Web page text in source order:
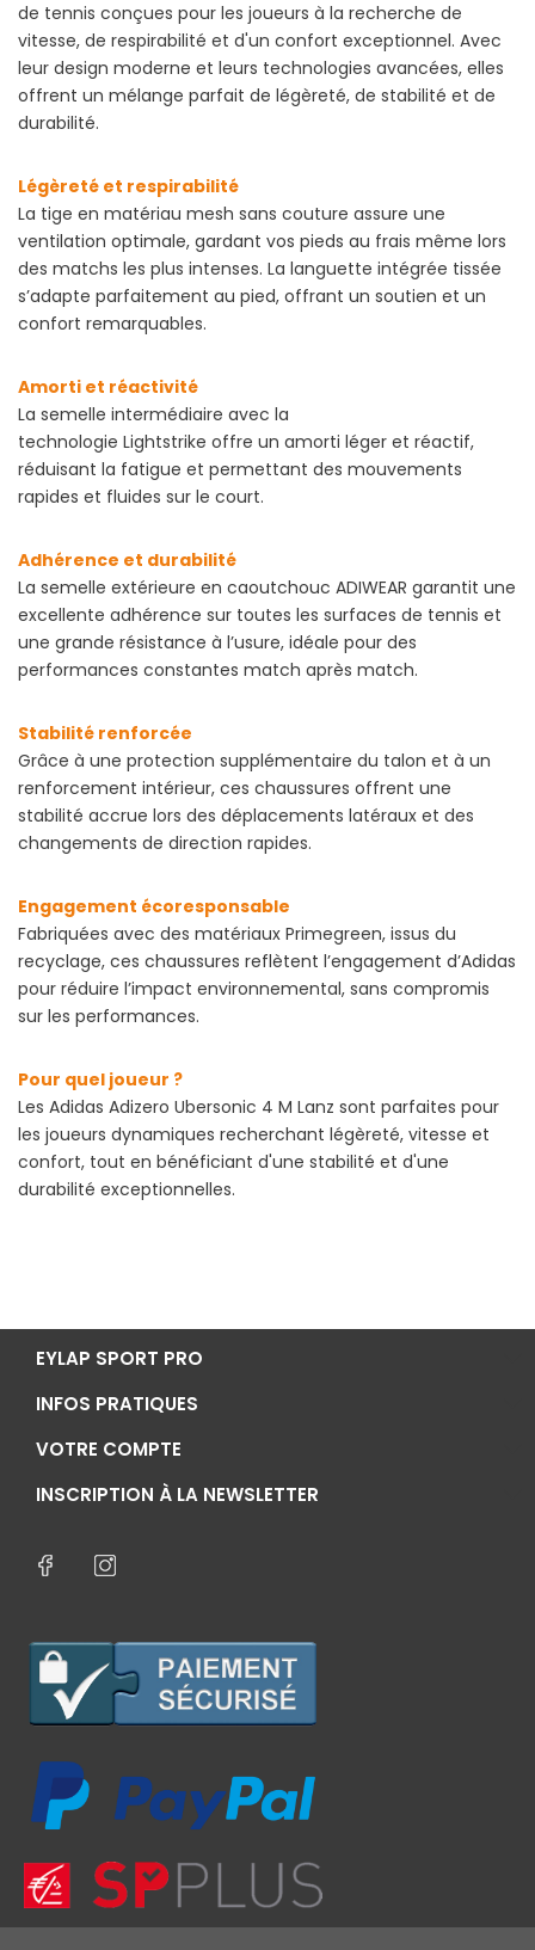
de tennis conçues pour les joueurs à la recherche de
vitesse, de respirabilité et d'un confort exceptionnel. Avec
leur design moderne et leurs technologies avancées, elles
offrent un mélange parfait de légèreté, de stabilité et de
durabilité.
Légèreté et respirabilité
La tige en matériau mesh sans couture assure une
ventilation optimale, gardant vos pieds au frais même lors
des matchs les plus intenses. La languette intégrée tissée
s’adapte parfaitement au pied, offrant un soutien et un
confort remarquables.
Amorti et réactivité
La semelle intermédiaire avec la
technologie Lightstrike offre un amorti léger et réactif,
réduisant la fatigue et permettant des mouvements
rapides et fluides sur le court.
Adhérence et durabilité
La semelle extérieure en caoutchouc ADIWEAR garantit une
excellente adhérence sur toutes les surfaces de tennis et
une grande résistance à l’usure, idéale pour des
performances constantes match après match.
Stabilité renforcée
Grâce à une protection supplémentaire du talon et à un
renforcement intérieur, ces chaussures offrent une
stabilité accrue lors des déplacements latéraux et des
changements de direction rapides.
Engagement écoresponsable
Fabriquées avec des matériaux Primegreen, issus du
recyclage, ces chaussures reflètent l’engagement d’Adidas
pour réduire l’impact environnemental, sans compromis
sur les performances.
Pour quel joueur ?
Les Adidas Adizero Ubersonic 4 M Lanz sont parfaites pour
les joueurs dynamiques recherchant légèreté, vitesse et
confort, tout en bénéficiant d'une stabilité et d'une
durabilité exceptionnelles.
EYLAP SPORT PRO
INFOS PRATIQUES
VOTRE COMPTE
INSCRIPTION À LA NEWSLETTER